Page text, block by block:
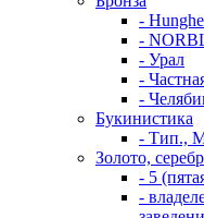
-
-
- Урал
-
-
Букинистика
- Тип.,
Золото,
- 5
-